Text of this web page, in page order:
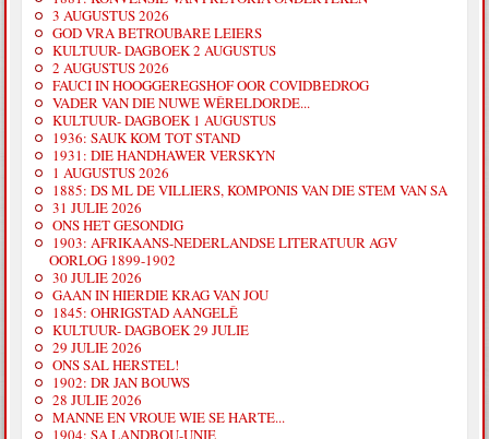
3 AUGUSTUS 2026
GOD VRA BETROUBARE LEIERS
KULTUUR- DAGBOEK 2 AUGUSTUS
2 AUGUSTUS 2026
FAUCI IN HOOGGEREGSHOF OOR COVIDBEDROG
VADER VAN DIE NUWE WÊRELDORDE...
KULTUUR- DAGBOEK 1 AUGUSTUS
1936: SAUK KOM TOT STAND
1931: DIE HANDHAWER VERSKYN
1 AUGUSTUS 2026
1885: DS ML DE VILLIERS, KOMPONIS VAN DIE STEM VAN SA
31 JULIE 2026
ONS HET GESONDIG
1903: AFRIKAANS-NEDERLANDSE LITERATUUR AGV
OORLOG 1899-1902
30 JULIE 2026
GAAN IN HIERDIE KRAG VAN JOU
1845: OHRIGSTAD AANGELÊ
KULTUUR- DAGBOEK 29 JULIE
29 JULIE 2026
ONS SAL HERSTEL!
1902: DR JAN BOUWS
28 JULIE 2026
MANNE EN VROUE WIE SE HARTE...